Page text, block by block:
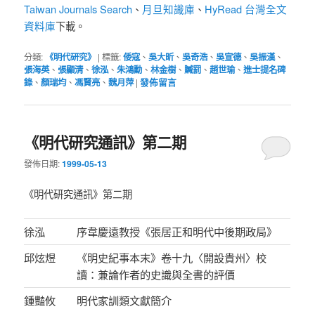
Taiwan Journals Search 、 月旦知識庫 、 HyRead 台灣全文
資料庫下載。
分類: 《明代研究》 |標籤:倭寇、吳大昕、吳奇浩、吳宣德、吳振漢、
張海英、張顯清、徐泓、朱鴻勳 、林金樹、 贓罰 、趙世瑜、進士提名碑
錄、顏瑞均、馮賢亮、魏月萍 |發佈留言
《明代研究通訊》第二期
發佈日期:1999-05-13
《明代研究通訊》第二期
徐泓
序韋慶遠教授《張居正和明代中後期政局》
邱炫煜
《明史紀事本末》卷十九〈開設貴州〉校
讀：兼論作者的史識與全書的評價
鍾豔攸
明代家訓類文獻簡介